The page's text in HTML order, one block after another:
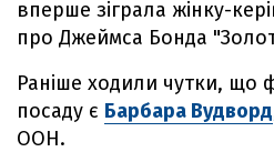
вперше зіграла жінку-
про Джеймса Бонда
Раніше ходили чутки,
посаду є Барбара Вудворд
ООН.